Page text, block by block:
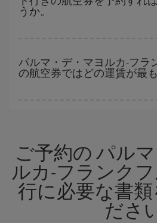
したほうが、
うか。
空席数および格安運賃（エコノミー）
ます。 このため、 格安航空券を獲得す
パルマ・デ・マヨルカ-フラ
の航空券ではどの運賃が最
ご予約の パル
ルカ-フランク
行に必要な書類
ださ